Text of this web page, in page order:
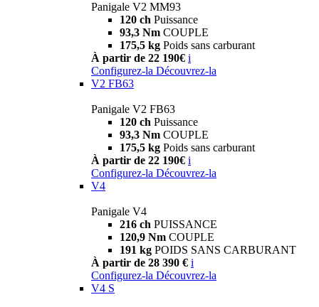
Panigale V2 MM93
120 ch Puissance
93,3 Nm COUPLE
175,5 kg Poids sans carburant
À partir de 22 190€ i
Configurez-la Découvrez-la
V2 FB63
Panigale V2 FB63
120 ch Puissance
93,3 Nm COUPLE
175,5 kg Poids sans carburant
À partir de 22 190€ i
Configurez-la Découvrez-la
V4
Panigale V4
216 ch PUISSANCE
120,9 Nm COUPLE
191 kg POIDS SANS CARBURANT
À partir de 28 390 € i
Configurez-la Découvrez-la
V4 S